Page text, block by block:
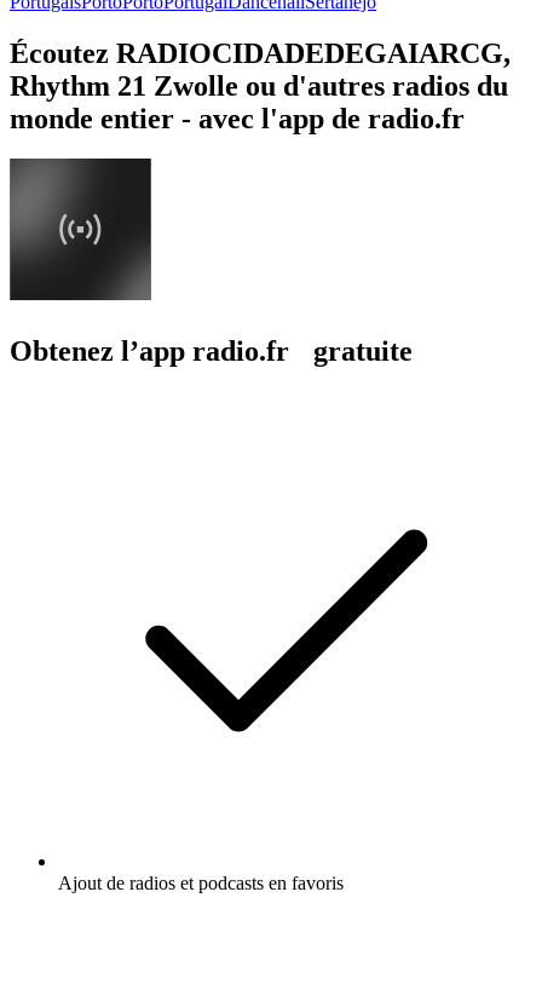
Écoutez RADIOCIDADEDEGAIARCG,
Rhythm 21 Zwolle ou d'autres radios du
monde entier - avec l'app de radio.fr
Obtenez l’app radio.fr gratuite
Ajout de radios et podcasts en favoris